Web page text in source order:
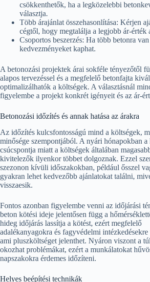
csökkenthetők, ha a legközelebbi
választja.
Több árajánlat összehasonlítása: Kérjen
cégtől, hogy megtalálja a legjobb ár-érték
Csoportos beszerzés: Ha több betonra van
kedvezményeket kaphat.
A betonozási projektek árai sokféle tényezőtől
alapos tervezéssel és a megfelelő betonfajta
optimalizálhatók a költségek. A választásnál
figyelembe a projekt konkrét igényeit és az ár-
Betonozási időzítés és annak hatása az árakra
Az időzítés kulcsfontosságú mind a költségek,
minősége szempontjából. A nyári hónapokban a
csúcspontja miatt a költségek általában
kivitelezők ilyenkor többet dolgoznak. Ezzel
szezonon kívüli időszakokban, például ősszel
gyakran lehet kedvezőbb ajánlatokat találni,
visszaesik.
Fontos azonban figyelembe venni az időjárási
beton kötési ideje jelentősen függ a
hideg időjárás lassítja a kötést, ezért megfelelő
adalékanyagokra és fagyvédelmi intézkedésekre
ami pluszköltséget jelenthet. Nyáron viszont a
okozhat problémákat, ezért a munkálatokat
napszakokra érdemes időzíteni.
Helyes beépítési technikák